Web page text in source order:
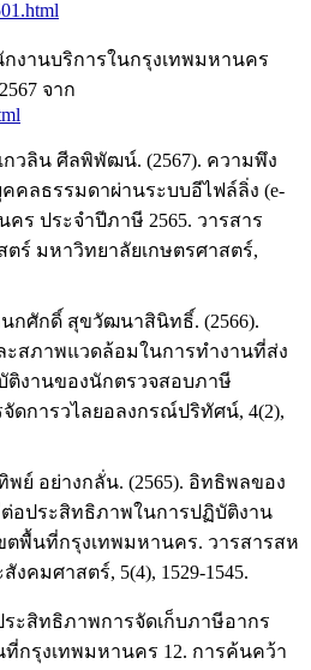
กงานบริการในกรุงเทพมหานคร
จาก
วลิน ศีลพิพัฒน์. (2567). ความพึง
คลธรรมดาผ่านระบบอีไฟล์ลิ่ง (e-
ร ประจำปีภาษี 2565. วารสาร
ร์ มหาวิทยาลัยเกษตรศาสตร์,
นกศักดิ์ สุขวัฒนาสินิทธิ์. (2566).
สภาพแวดล้อมในการทำงานที่ส่ง
งานของนักตรวจสอบภาษี
ดการวไลยอลงกรณ์ปริทัศน์, 4(2),
ย์ อย่างกลั่น. (2565). อิทธิพลของ
อประสิทธิภาพในการปฏิบัติงาน
พื้นที่กรุงเทพมหานคร. วารสารสห
คมศาสตร์, 5(4), 1529-1545.
ะสิทธิภาพการจัดเก็บภาษีอากร
กรุงเทพมหานคร 12. การค้นคว้า